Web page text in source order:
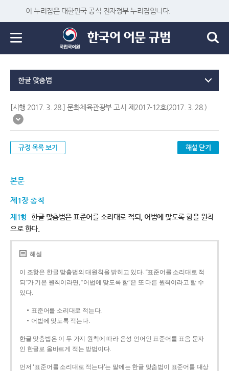
이 누리집은 대한민국 공식 전자정부 누리집입니다.
한글 맞춤법
[시행 2017. 3. 28.] 문화체육관광부 고시 제2017-12호(2017. 3. 28.)
규정 목록 보기 해설 닫기
본문
제1장 총칙
제1항 한글 맞춤법은 표준어를 소리대로 적되, 어법에 맞도록 함을 원칙
으로 한다.
해설
이 조항은 한글 맞춤법의 대원칙을 밝히고 있다. “표준어를 소리대로 적
되”가 기본 원칙이라면, “어법에 맞도록 함”은 또 다른 원칙이라고 할 수
있다.
표준어를 소리대로 적는다.
어법에 맞도록 적는다.
한글 맞춤법은 이 두 가지 원칙에 따라 음성 언어인 표준어를 표음 문자
인 한글로 올바르게 적는 방법이다.
먼저 ‘표준어를 소리대로 적는다’는 말에는 한글 맞춤법이 표준어를 대상